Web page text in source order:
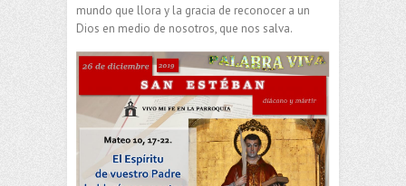
mundo que llora y la gracia de reconocer a un
Dios en medio de nosotros, que nos salva.